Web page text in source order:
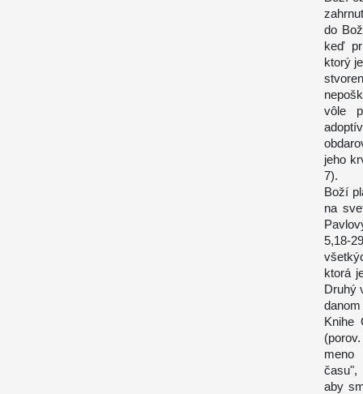
do
keď
ktorý
vôle
jeho
7).
Boží
na
5,18-
ktorá
Druhý
Knihe
meno
času",
aby